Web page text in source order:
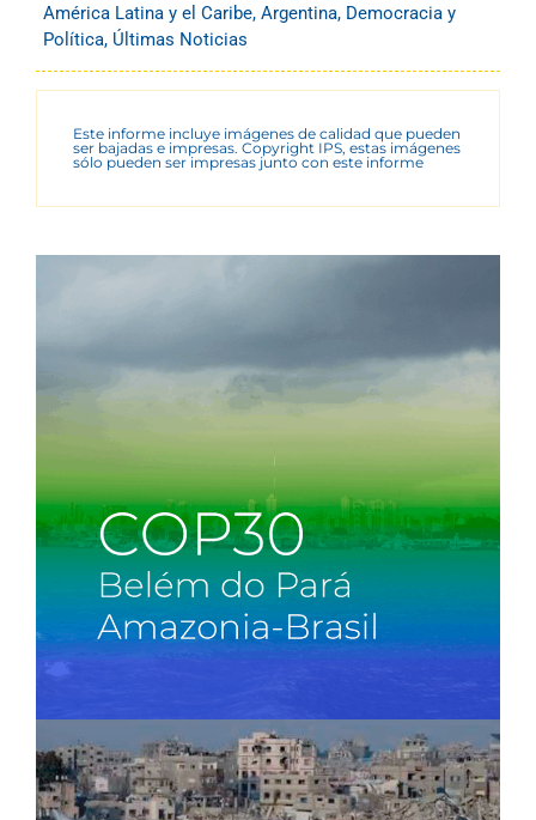
América Latina y el Caribe, Argentina, Democracia y
Política, Últimas Noticias
Este informe incluye imágenes de calidad que pueden
ser bajadas e impresas. Copyright IPS, estas imágenes
sólo pueden ser impresas junto con este informe